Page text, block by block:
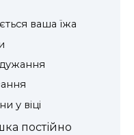
ваша їжа
у віці
постійно